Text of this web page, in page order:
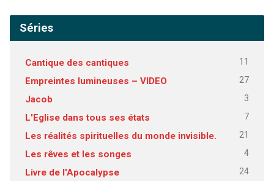
Séries
Cantique des cantiques 11
Empreintes lumineuses – VIDEO 27
Jacob 3
L'Eglise dans tous ses états 7
Les réalités spirituelles du monde invisible. 21
Les rêves et les songes 4
Livre de l'Apocalypse 24